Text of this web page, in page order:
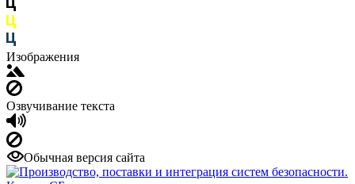
Изображения
Озвучивание текста
Обычная версия сайта